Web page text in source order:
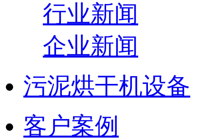
行业新闻
企业新闻
污泥烘干机设备
客户案例